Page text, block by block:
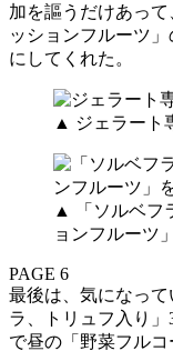
加を謳うだけあっ
ッションフルーツ
にしてくれた。
▲ ジェラート
▲ 「ソルベフ
ョンフルーツ
PAGE 6
最後は、気になっ
ラ、トリュフ入り」
で昼の「野菜フル